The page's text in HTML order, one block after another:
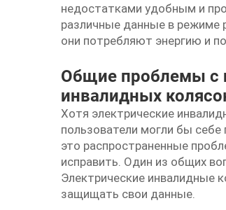
недостатками удобным и
различные данные в режиме
они потребляют энергию и
Общие проблемы с
инвалидных
Хотя электрические
пользователи могли бы
это распространенные
исправить. Один из общих
Электрические инвалидные
защищать свои данные.